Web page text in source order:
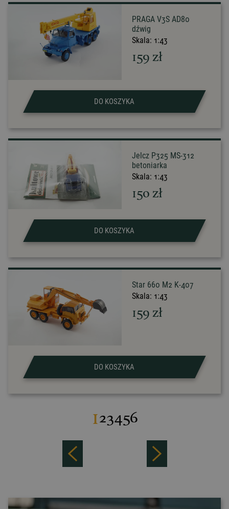
PRAGA V3S AD80
dźwig
Skala: 1:43
159 zł
DO KOSZYKA
Jelcz P325 MS-312
betoniarka
Skala: 1:43
150 zł
DO KOSZYKA
Star 660 M2 K-407
Skala: 1:43
159 zł
DO KOSZYKA
123456